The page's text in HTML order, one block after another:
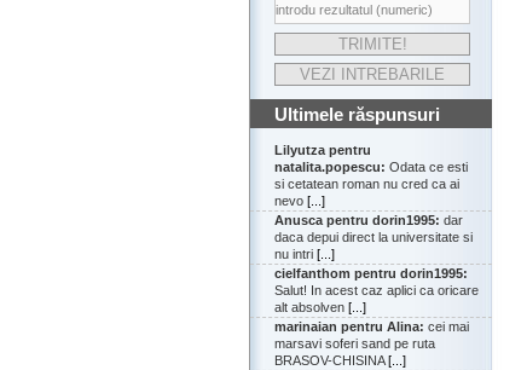
Ultimele răspunsuri
Lilyutza pentru
natalita.popescu: Odata ce esti
si cetatean roman nu cred ca ai
nevo [...]
Anusca pentru dorin1995: dar
daca depui direct la universitate si
nu intri [...]
cielfanthom pentru dorin1995:
Salut! In acest caz aplici ca oricare
alt absolven [...]
marinaian pentru Alina: cei mai
marsavi soferi sand pe ruta
BRASOV-CHISINA[...]